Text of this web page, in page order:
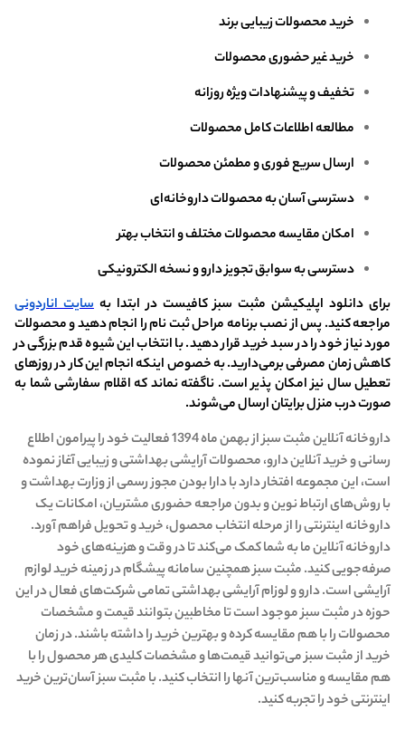
خرید محصولات زیبایی برند
خرید غیر حضوری محصولات
تخفیف و پیشنهادات ویژه روزانه
مطالعه اطلاعات کامل محصولات
ارسال سریع فوری و مطمئن محصولات
دسترسی آسان به محصولات داروخانه‌ای
امکان مقایسه محصولات مختلف و انتخاب بهتر
دسترسی به سوابق تجویز دارو و نسخه الکترونیکی
برای دانلود اپلیکیشن مثبت سبز کافیست در ابتدا بهسایت اناردونی
مراجعه کنید. پس از نصب برنامه مراحل ثبت نام را انجام دهید و محصولات
مورد نیاز خود را در سبد خرید قرار دهید. با انتخاب این شیوه قدم بزرگی در
کاهش زمان مصرفی برمی‌دارید. به خصوص اینکه انجام این کار در روزهای
تعطیل سال نیز امکان پذیر است. ناگفته نماند که اقلام سفارشی شما به
صورت درب منزل برایتان ارسال می‌شوند.
داروخانه آنلاین مثبت سبز از بهمن ماه 1394 فعالیت خود را پیرامون اطلاع
رسانی و خرید آنلاین دارو، محصولات آرایشی بهداشتی و زیبایی آغاز نموده
است، این مجموعه افتخار دارد با دارا بودن مجوز رسمی از وزارت بهداشت و
با روش‌های ارتباط نوین و بدون مراجعه حضوری مشتریان، امکانات یک
داروخانه اینترنتی را از مرحله انتخاب محصول، خرید و تحویل فراهم آورد.
داروخانه آنلاین ما به شما کمک می‌کند تا در وقت و هزینه‌های خود
صرفه‌جویی کنید. مثبت سبز همچنین سامانه‌ پیشگام در زمینه خرید لوازم
آرایشی است. دارو و لوزام آرایشی بهداشتی تمامی شرکت‌های فعال در این
حوزه در مثبت سبز موجود است تا مخاطبین بتوانند قیمت و مشخصات
محصولات را با هم مقایسه کرده و بهترین خرید را داشته باشند. در زمان
خرید از مثبت سبز می‌توانید قیمت‌ها و مشخصات کلیدی هر محصول را با
هم مقایسه و مناسب‌ترین آنها را انتخاب کنید. با مثبت سبز آسان‌ترین خرید
اینترنتی خود را تجربه کنید.